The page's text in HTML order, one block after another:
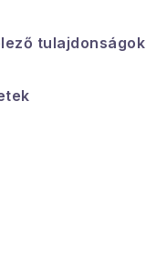
tulajdonságok